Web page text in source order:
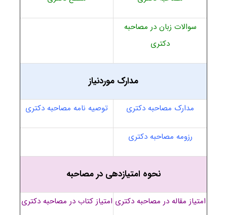
سوالات زبان در مصاحبه
دکتری
مدارک موردنیاز
مدارک مصاحبه دکتری توصیه نامه مصاحبه دکتری
رزومه مصاحبه دکتری
نحوه امتیازدهی در مصاحبه
امتیاز مقاله در مصاحبه دکتری امتیاز کتاب در مصاحبه دکتری